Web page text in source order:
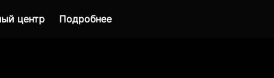
центр Подробнее